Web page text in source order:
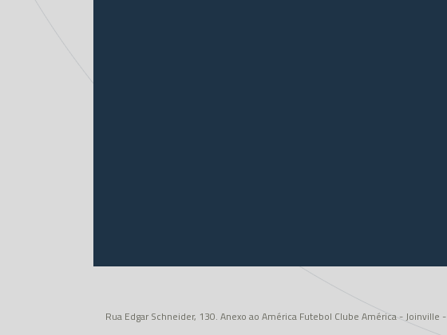
Rua Edgar Schneider, 130. Anexo ao América Futebol Clube América - Joinville -